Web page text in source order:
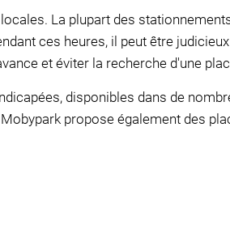
La plupart des
ces heures, il peut être
et éviter la recherche d'une
disponibles dans de
propose également des